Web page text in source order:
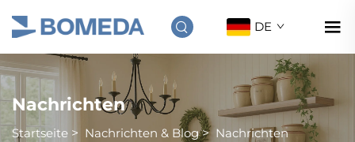
DE
Nachrichten
Startseite > Nachrichten & Blog> Nachrichten